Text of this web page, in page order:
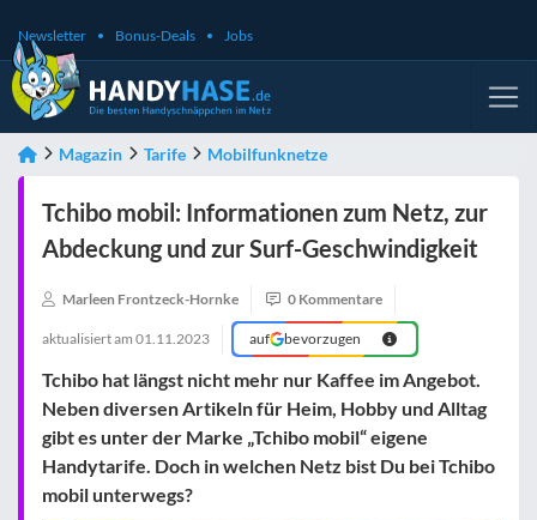
Newsletter Bonus-Deals Jobs
Magazin Tarife Mobilfunknetze
Tchibo mobil: Informationen zum Netz, zur
Abdeckung und zur Surf-Geschwindigkeit
Marleen Frontzeck-Hornke 0 Kommentare
aktualisiert am 01.11.2023 auf bevorzugen
Tchibo hat längst nicht mehr nur Kaffee im Angebot.
Neben diversen Artikeln für Heim, Hobby und Alltag
gibt es unter der Marke „Tchibo mobil“ eigene
Handytarife. Doch in welchen Netz bist Du bei Tchibo
mobil unterwegs?